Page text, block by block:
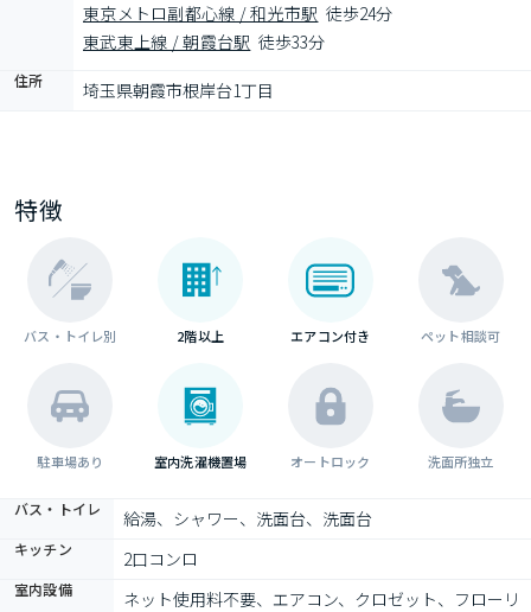
東京メトロ副都心線 / 和光市駅 徒歩24分
東武東上線 / 朝霞台駅 徒歩33分
住所 埼玉県朝霞市根岸台1丁目
特徴
バス・トイレ別 2階以上 エアコン付き ペット相談可
駐車場あり 室内洗濯機置場 オートロック 洗面所独立
バス・トイレ 給湯、シャワー、洗面台、洗面台
キッチン 2口コンロ
室内設備
ネット使用料不要、エアコン、クロゼット、フローリ